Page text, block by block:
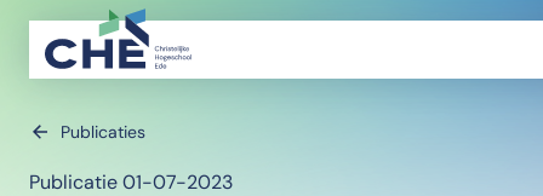
Publicaties
Publicatie 01-07-2023